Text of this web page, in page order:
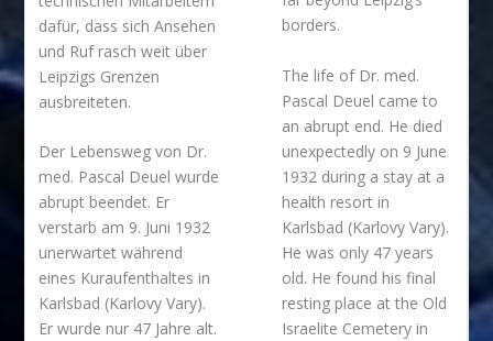
dafür, dass sich Ansehen
und Ruf rasch weit über
Leipzigs Grenzen
ausbreiteten.
Der Lebensweg von Dr.
med. Pascal Deuel wurde
abrupt beendet. Er
verstarb am 9. Juni 1932
unerwartet während
eines Kuraufenthaltes in
Karlsbad (Karlovy Vary).
Er wurde nur 47 Jahre alt.
borders.
The life of Dr. med.
Pascal Deuel came to
an abrupt end. He died
unexpectedly on 9 June
1932 during a stay at a
health resort in
Karlsbad (Karlovy Vary).
He was only 47 years
old. He found his final
resting place at the Old
Israelite Cemetery in